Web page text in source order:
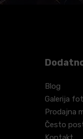
Blog
Galerija
Prodajna
Često